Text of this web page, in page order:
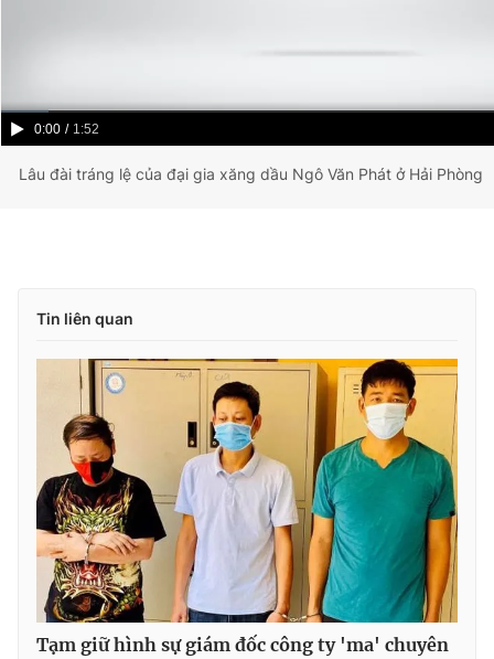
Current
0:00 / Duration
1:52
Lâu đài tráng lệ của đại gia xăng dầu Ngô Văn Phát ở Hải Phòng
Tin liên quan
Tạm giữ hình sự giám đốc công ty 'ma' chuyên